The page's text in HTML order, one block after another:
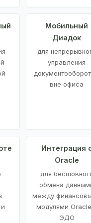
Мобильный
Диадок
для
управления
вне офиса
Интеграция
Oracle
для
обмена
между
модулями
ЭДО